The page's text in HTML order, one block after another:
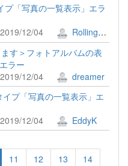
プ「写真の一覧表示」エラ
2019/12/04
RollingFields
す＞フォトアルバムの表
ラー
2019/12/04
dreamer
プ「写真の一覧表示」エ
2019/12/04
EddyK
11 12 13
14